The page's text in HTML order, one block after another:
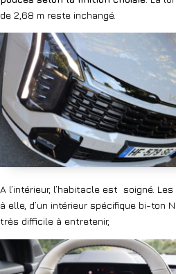
de 2,68 m reste inchangé.
A l’intérieur, l’habitacle est soigné.
à elle, d’un intérieur spécifique bi-ton
très difficile à entretenir,